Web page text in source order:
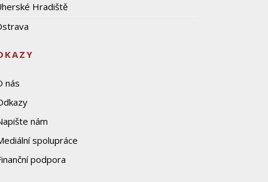
Hradiště
nás
nám
spolupráce
podpora